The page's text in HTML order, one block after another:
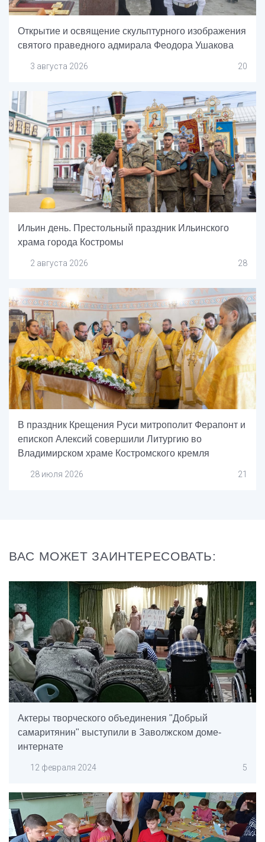
Открытие и освящение скульптурного изображения
святого праведного адмирала Феодора Ушакова
3 августа 2026 20
Ильин день. Престольный праздник Ильинского
храма города Костромы
2 августа 2026 28
В праздник Крещения Руси митрополит Ферапонт и
епископ Алексий совершили Литургию во
Владимирском храме Костромского кремля
28 июля 2026 21
ВАС МОЖЕТ ЗАИНТЕРЕСОВАТЬ:
Актеры творческого объединения "Добрый
самаритянин" выступили в Заволжском доме-
интернате
12 февраля 2024 5